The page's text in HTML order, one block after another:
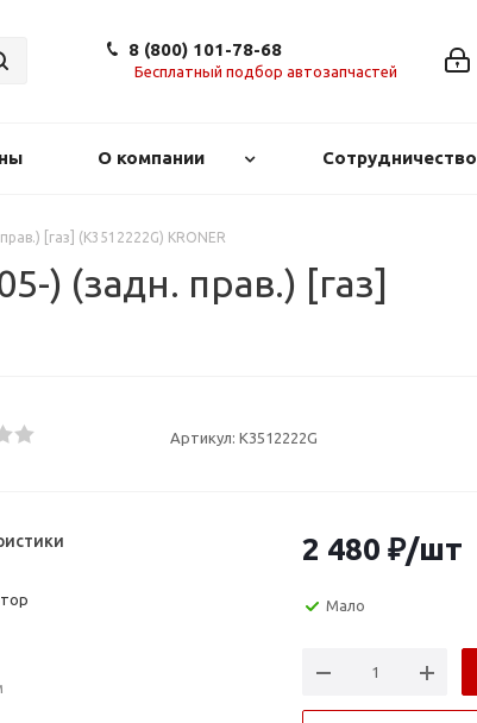
8 (800) 101-78-68
Бесплатный подбор автозапчастей
О компании Сотрудничество
[газ] (K3512222G) KRONER
) (задн. прав.) [газ]
Артикул: K3512222G
2 480 ₽/шт
Мало